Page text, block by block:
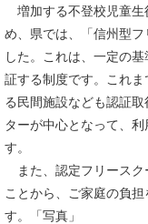
増加する不登校児童生
め、県では、「信州型
した。これは、一定の
証する制度です。これ
る民間施設なども認証
ターが中心となって、
す。
また、認定フリースク
ことから、ご家庭の負
す。「写真」